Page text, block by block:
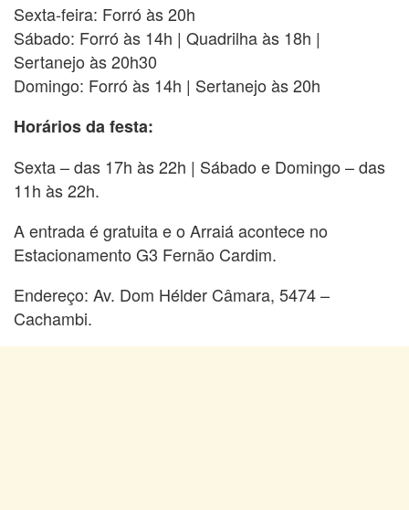
Sexta-feira: Forró às 20h
Sábado: Forró às 14h | Quadrilha às 18h |
Sertanejo às 20h30
Domingo: Forró às 14h | Sertanejo às 20h
Horários da festa:
Sexta – das 17h às 22h | Sábado e Domingo – das
11h às 22h.
A entrada é gratuita e o Arraiá acontece no
Estacionamento G3 Fernão Cardim.
Endereço: Av. Dom Hélder Câmara, 5474 –
Cachambi.